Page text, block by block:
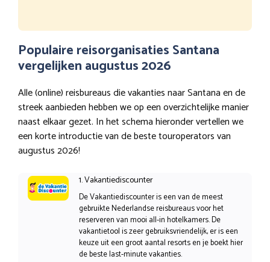
Populaire reisorganisaties Santana
vergelijken augustus 2026
Alle (online) reisbureaus die vakanties naar Santana en de
streek aanbieden hebben we op een overzichtelijke manier
naast elkaar gezet. In het schema hieronder vertellen we
een korte introductie van de beste touroperators van
augustus 2026!
1. Vakantiediscounter
De Vakantiediscounter is een van de meest
gebruikte Nederlandse reisbureaus voor het
reserveren van mooi all-in hotelkamers. De
vakantietool is zeer gebruiksvriendelijk, er is een
keuze uit een groot aantal resorts en je boekt hier
de beste last-minute vakanties.